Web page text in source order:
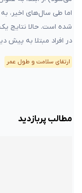
اما طی سال‌های اخیر،
شده است. حالا نتایج
در افراد مبتلا به پیش
ارتقای سلامت و طول عمر
مطالب پربازدید